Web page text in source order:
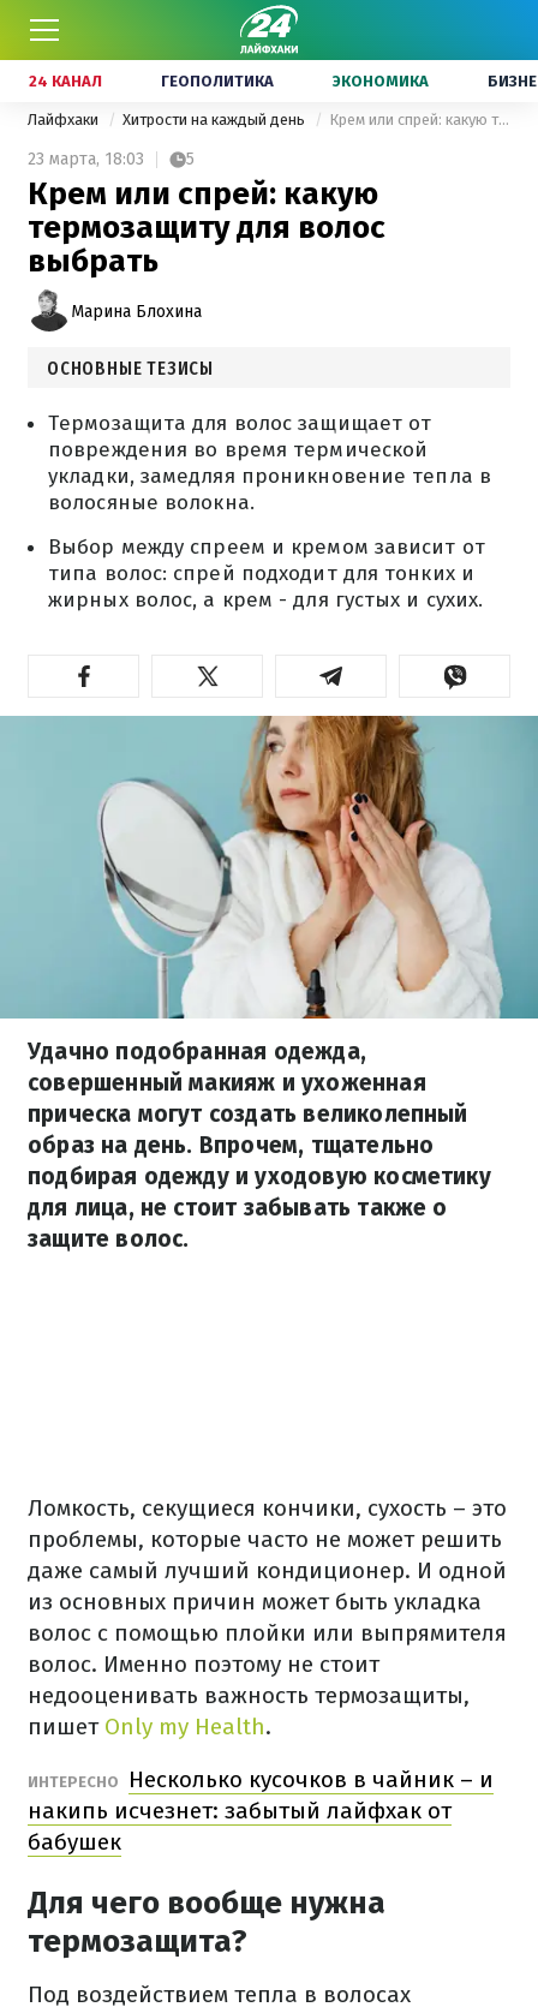
24 КАНАЛ ГЕОПОЛИТИКА ЭКОНОМИКА
Лайфхаки Хитрости на каждый день Крем или спрей: какую термозащиту для волос выбрать
23 марта, 18:03 5
Крем или спрей: какую
термозащиту для волос
выбрать
Марина Блохина
ОСНОВНЫЕ ТЕЗИСЫ
Термозащита для волос защищает от
повреждения во время термической
укладки, замедляя проникновение тепла в
волосяные волокна.
Выбор между спреем и кремом зависит от
типа волос: спрей подходит для тонких и
жирных волос, а крем - для густых и сухих.
Удачно подобранная одежда,
совершенный макияж и ухоженная
прическа могут создать великолепный
образ на день. Впрочем, тщательно
подбирая одежду и уходовую косметику
для лица, не стоит забывать также о
защите волос.
Ломкость, секущиеся кончики, сухость – это
проблемы, которые часто не может решить
даже самый лучший кондиционер. И одной
из основных причин может быть укладка
волос с помощью плойки или выпрямителя
волос. Именно поэтому не стоит
недооценивать важность термозащиты,
пишет Only my Health.
ИНТЕРЕСНО
Несколько кусочков в чайник – и
накипь исчезнет: забытый лайфхак от
бабушек
Для чего вообще нужна
термозащита?
Под воздействием тепла в волосах